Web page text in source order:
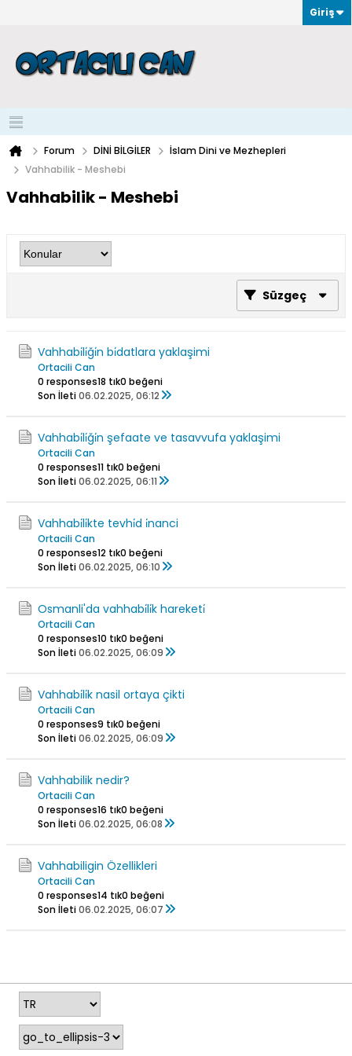
Giriş
Forum DİNİ BİLGİLER
İslam Dini ve Mezhepleri
Vahhabilik - Meshebi
Vahhabilik - Meshebi
Süzgeç
Vahhabi̇li̇ği̇n bi̇datlara yaklaşimi
Ortacili Can
0 responses18 tık0 beğeni
Son İleti06.02.2025, 06:12
Vahhabi̇li̇ği̇n şefaate ve tasavvufa yaklaşimi
Ortacili Can
0 responses11 tık0 beğeni
Son İleti06.02.2025, 06:11
Vahhabi̇li̇kte tevhi̇d i̇nanci
Ortacili Can
0 responses12 tık0 beğeni
Son İleti06.02.2025, 06:10
Osmanli'da vahhabi̇li̇k hareketi̇
Ortacili Can
0 responses10 tık0 beğeni
Son İleti06.02.2025, 06:09
Vahhabi̇li̇k nasil ortaya çikti
Ortacili Can
0 responses9 tık0 beğeni
Son İleti06.02.2025, 06:09
Vahhabilik nedir?
Ortacili Can
0 responses16 tık0 beğeni
Son İleti06.02.2025, 06:08
Vahhabiligin Özellikleri
Ortacili Can
0 responses14 tık0 beğeni
Son İleti06.02.2025, 06:07